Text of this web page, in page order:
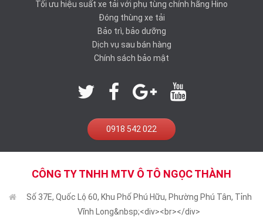
Tối ưu hiệu suất xe tải với phụ tùng chính hãng Hino
Đóng thùng xe tải
Bảo trì, bảo dưỡng
Dịch vụ sau bán hàng
Chính sách bảo mật
0918 542 022
CÔNG TY TNHH MTV Ô TÔ NGỌC THÀNH
Số 37E, Quốc Lộ 60, Khu Phố Phú Hữu, Phường Phú Tân, Tỉnh
Vĩnh Long&nbsp;<div><br></div>